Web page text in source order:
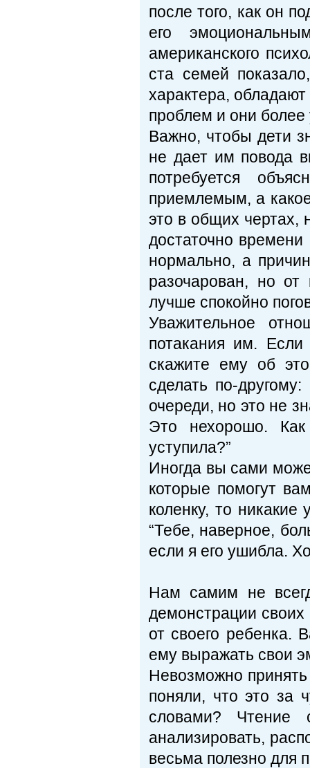
после того, как он
его
американского
ста семей
характера,
проблем и они
Важно, чтобы дети
не дает им повода
потребуется
приемлемым, а
это в общих чертах,
достаточно
нормально, а
разочарован, но от
лучше спокойно
Уважительное
потакания им.
скажите ему об
сделать по-
очереди, но это не
Это нехорошо.
уступила?”
Иногда вы сами
которые помогут
коленку, то никакие
“Тебе, наверное,
если я его ушибла.
Нам самим не
демонстрации своих
от своего ребенка.
ему выражать свои
Невозможно
поняли, что это за
словами?
анализировать,
весьма полезно для